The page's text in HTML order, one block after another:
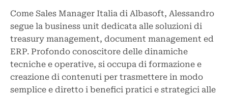
Come Sales Manager Italia di Albasoft, Alessandro
segue la business unit dedicata alle soluzioni di
treasury management, document management ed
ERP. Profondo conoscitore delle dinamiche
tecniche e operative, si occupa di formazione e
creazione di contenuti per trasmettere in modo
semplice e diretto i benefici pratici e strategici alle